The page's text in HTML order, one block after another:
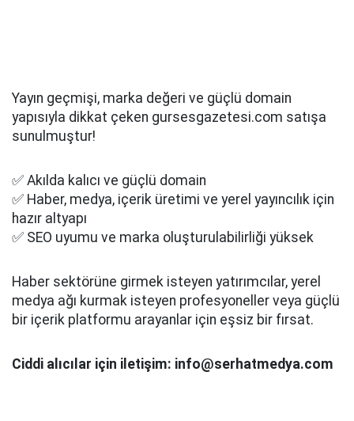
Yayın geçmişi, marka değeri ve güçlü domain
yapısıyla dikkat çeken gursesgazetesi.com satışa
sunulmuştur!
✅ Akılda kalıcı ve güçlü domain
✅ Haber, medya, içerik üretimi ve yerel yayıncılık için
hazır altyapı
✅ SEO uyumu ve marka oluşturulabilirliği yüksek
Haber sektörüne girmek isteyen yatırımcılar, yerel
medya ağı kurmak isteyen profesyoneller veya güçlü
bir içerik platformu arayanlar için eşsiz bir fırsat.
Ciddi alıcılar için iletişim: info@serhatmedya.com